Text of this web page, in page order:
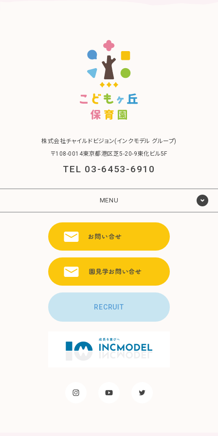
株式会社チャイルドビジョン(インクモデル グループ)
〒108-0014東京都港区芝5-20-9東化ビル5F
TEL 03-6453-6910
MENU
RECRUIT